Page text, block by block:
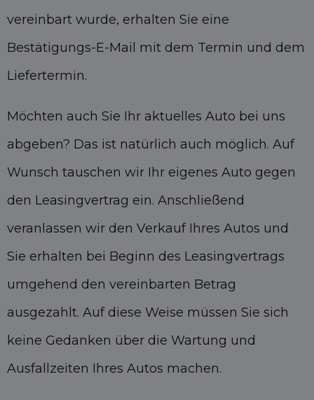
vereinbart wurde, erhalten Sie eine
Bestätigungs-E-Mail mit dem Termin und dem
Liefertermin.
Möchten auch Sie Ihr aktuelles Auto bei uns
abgeben? Das ist natürlich auch möglich. Auf
Wunsch tauschen wir Ihr eigenes Auto gegen
den Leasingvertrag ein. Anschließend
veranlassen wir den Verkauf Ihres Autos und
Sie erhalten bei Beginn des Leasingvertrags
umgehend den vereinbarten Betrag
ausgezahlt. Auf diese Weise müssen Sie sich
keine Gedanken über die Wartung und
Ausfallzeiten Ihres Autos machen.